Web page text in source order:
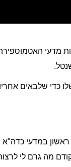
מדעי האטמוספירה
כדי שלבאים
תואר ראשון במדעי
מה גרם לי